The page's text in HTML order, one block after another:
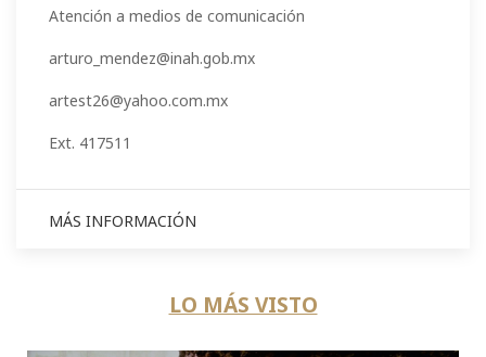
Atención a medios de comunicación
arturo_mendez@inah.gob.mx
artest26@yahoo.com.mx
Ext. 417511
MÁS INFORMACIÓN
LO MÁS VISTO